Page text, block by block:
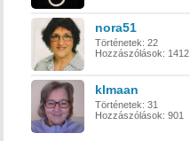
nora51
Történetek: 22
Hozzászólások: 1412
klmaan
Történetek: 31
Hozzászólások: 901